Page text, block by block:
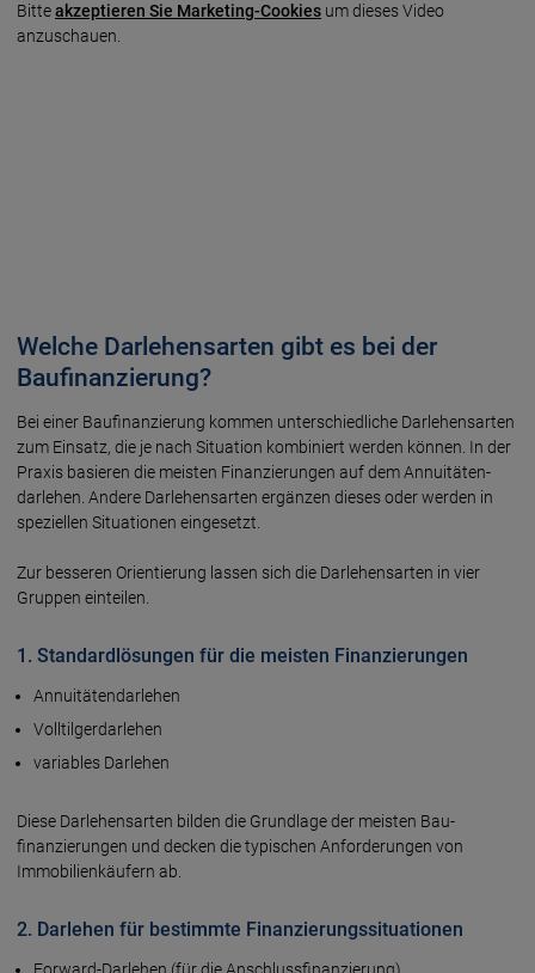
Bitteakzeptieren Sie Marketing-Cookies um dieses Video
anzuschauen.
Welche Darlehensarten gibt es bei der
Baufinanzierung?
Bei einer Bau­finanzierung kommen unter­schiedliche Darlehens­arten
zum Einsatz, die je nach Situation kombiniert werden können. In der
Praxis basieren die meisten Finanzierungen auf dem Annuitäten­
darlehen. Andere Darlehens­arten ergänzen dieses oder werden in
speziellen Situationen eingesetzt.
Zur besseren Orientierung lassen sich die Darlehens­arten in vier
Gruppen einteilen.
1. Standard­lösungen für die meisten Finanzierungen
Annuitäten­darlehen
Volltilger­darlehen
variables Darlehen
Diese Darlehens­arten bilden die Grund­lage der meisten Bau­
finanzierungen und decken die typischen Anforderungen von
Immobilien­käufern ab.
2. Darlehen für bestimmte Finanzierungs­situationen